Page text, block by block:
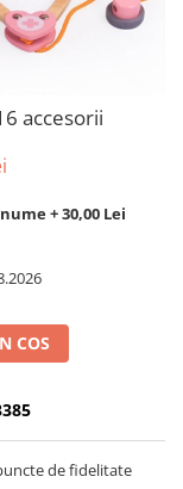
accesorii
+ 30,00 Lei
COS
de fidelitate